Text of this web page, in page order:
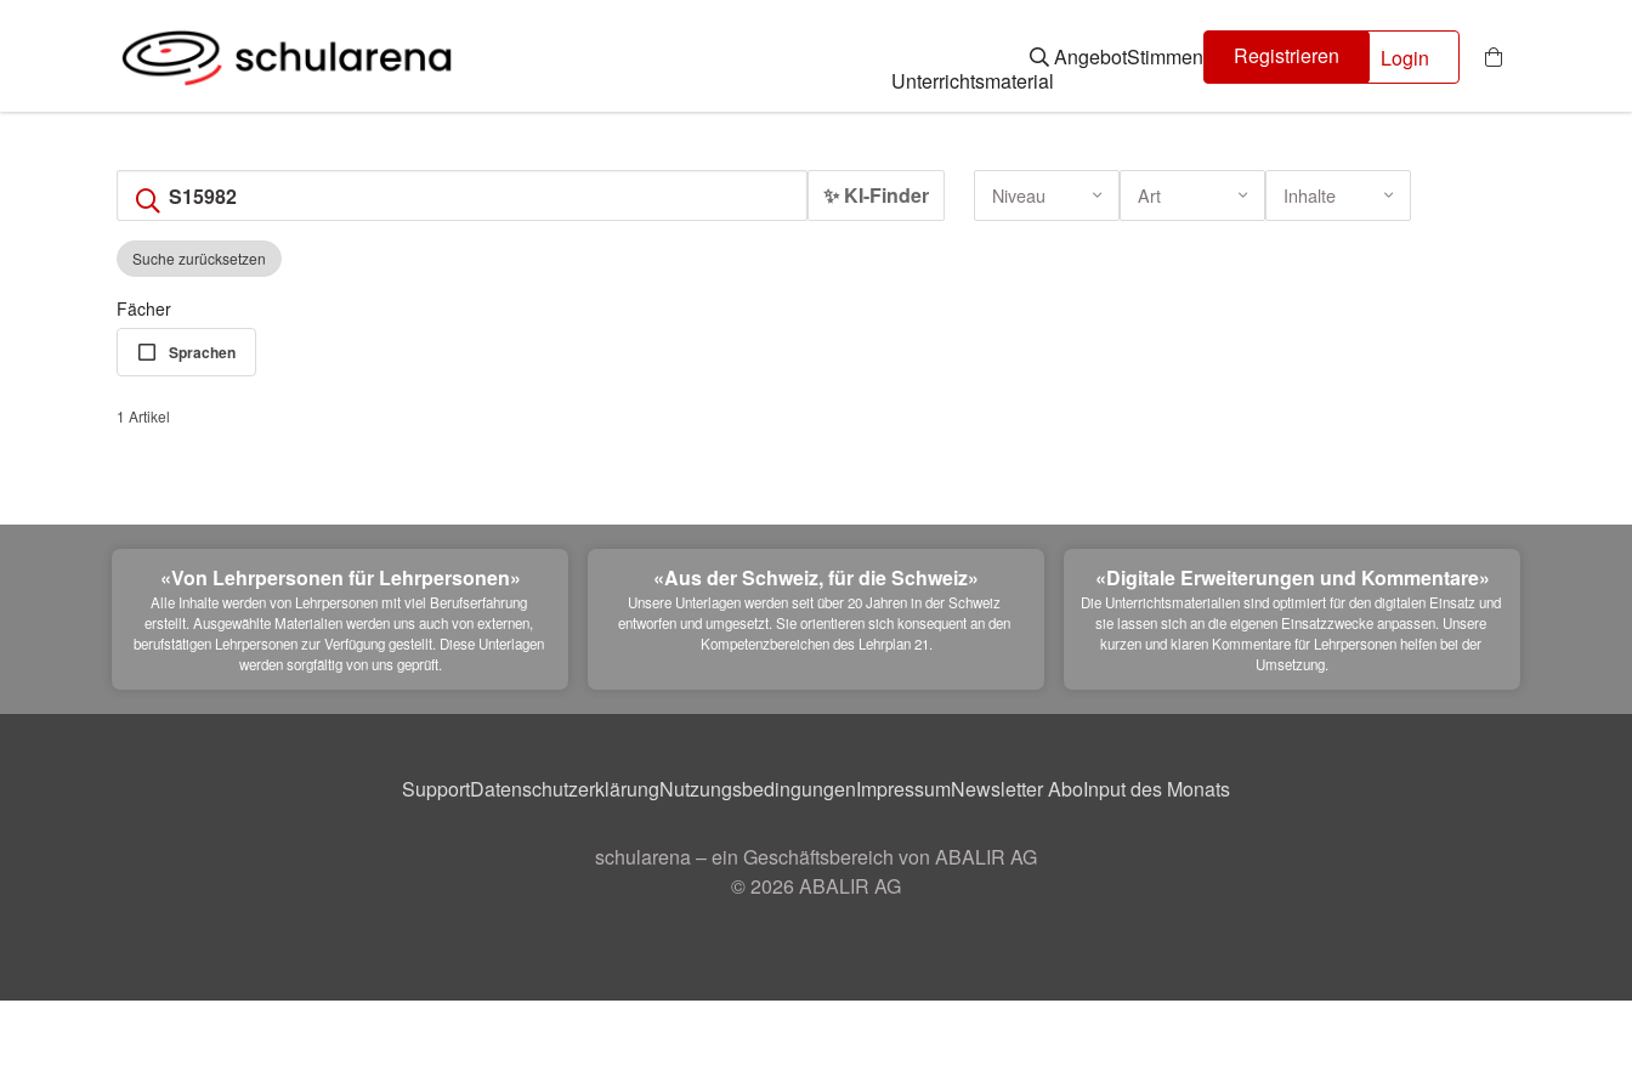
Unterrichtsmaterial
AngebotStimmen Registrieren Login
✨ KI-Finder Niveau Art Inhalte
Suche zurücksetzen
Fächer
Sprachen
1 Artikel
«Von Lehrpersonen für Lehrpersonen»
Alle Inhalte werden von Lehrpersonen mit viel Berufserfahrung
erstellt. Ausgewählte Materialien werden uns auch von externen,
berufstätigen Lehrpersonen zur Verfügung gestellt. Diese Unterlagen
werden sorgfältig von uns geprüft.
«Aus der Schweiz, für die Schweiz»
Unsere Unterlagen werden seit über 20 Jahren in der Schweiz
entworfen und umgesetzt. Sie orientieren sich konsequent an den
Kompetenzbereichen des Lehrplan 21.
«Digitale Erweiterungen und Kommentare»
Die Unterrichtsmaterialien sind optimiert für den digitalen Einsatz und
sie lassen sich an die eigenen Einsatzzwecke anpassen. Unsere
kurzen und klaren Kommentare für Lehrpersonen helfen bei der
Umsetzung.
SupportDatenschutzerklärungNutzungsbedingungenImpressumNewsletter AboInput des Monats
schularena – ein Geschäftsbereich von ABALIR AG
© 2026 ABALIR AG